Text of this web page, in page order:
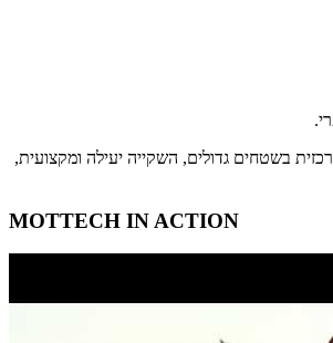
שליטה מרכזית בשטחים גדולים, השקייה יעילה ומקצועית,
MOTTECH IN ACTION